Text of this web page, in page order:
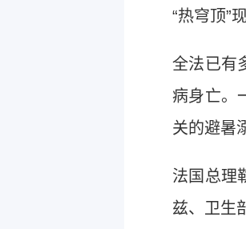
“热穹顶”
全法已有
病身亡。
关的避暑
法国总理
兹、卫生